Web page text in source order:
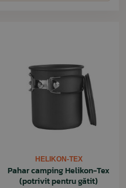
HELIKON-TEX
Pahar camping Helikon-Tex
(potrivit pentru gătit)